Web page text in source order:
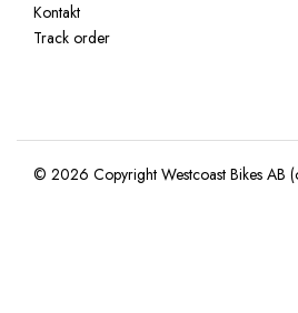
Kontakt
Track order